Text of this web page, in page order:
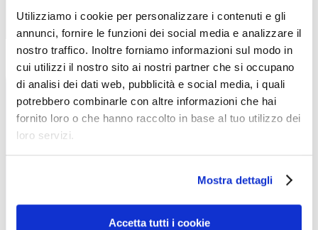
Utilizziamo i cookie per personalizzare i contenuti e gli
annunci, fornire le funzioni dei social media e analizzare il
nostro traffico. Inoltre forniamo informazioni sul modo in
cui utilizzi il nostro sito ai nostri partner che si occupano
di analisi dei dati web, pubblicità e social media, i quali
potrebbero combinarle con altre informazioni che hai
fornito loro o che hanno raccolto in base al tuo utilizzo dei
loro servizi.
Mostra dettagli
Accetta tutti i cookie
corrente
Proposition
Lift Conversion
Scale Paid